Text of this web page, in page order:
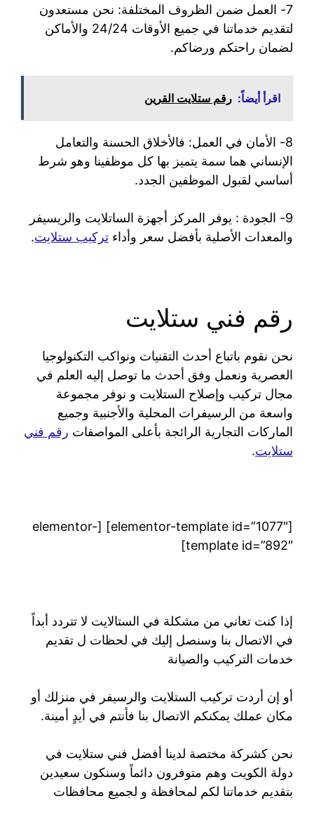
7- العمل ضمن الظروف المختلفة: نحن مستعدون
لتقديم خدماتنا في جميع الأوقات 24/24 والأماكن
لضمان راحتكم ورضاكم.
اقرأ أيضاً: رقم ستلايت القرين
8- الأمان في العمل: فالأخلاق الحسنة والتعامل
الإنساني هما سمة يتميز بها كل موظفينا وهو شرط
أساسي لقبول الموظفين الجدد.
9- الجودة : يوفر المركز أجهزة الساتلايت والريسيفر
والمعدات الأصلية بأفضل سعر وأداء تركيب ستلايت.
رقم فني ستلايت
نحن نقوم باتباع أحدث التقنيات ونواكب التكنولوجيا
العصرية ونعمل وفق أحدث ما توصل إليه العلم في
مجال تركيب وإصلاح الستلايت و نوفر مجموعة
واسعة من الرسيفرات المحلية والأجنبية وجميع
الماركات التجارية الرائجة بأعلى المواصفات رقم فني
ستلايت.
[elementor-template id=”1077″] [elementor-
template id=”892″]
إذا كنت تعاني من مشكلة في الستالايت لا تتردد أبداً
في الاتصال بنا وسنصل إليك في لحظات ل تقديم
خدمات التركيب والصيانة
أو إن أردت تركيب الستلايت والرسيفر في منزلك أو
مكان عملك يمكنكم الاتصال بنا فأنتم في أيدٍ أمينة.
نحن كشركة مختصة لدينا أفضل فني ستلايت في
دولة الكويت وهم متوفرون دائماً وسنكون سعيدين
بتقديم خدماتنا لكم لمحافظة و لجميع محافظات